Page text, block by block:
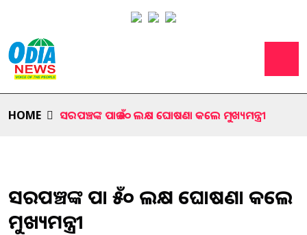
HOME ସରପଞ୍ଚଙ୍କ ପାଇଁ ୫୦ ଲକ୍ଷ ଘୋଷଣା କଲେ ମୁଖ୍ୟମନ୍ତ୍ରୀ
ସରପଞ୍ଚଙ୍କ ପାଇଁ ୫୦ ଲକ୍ଷ ଘୋଷଣା କଲେ
ମୁଖ୍ୟମନ୍ତ୍ରୀ